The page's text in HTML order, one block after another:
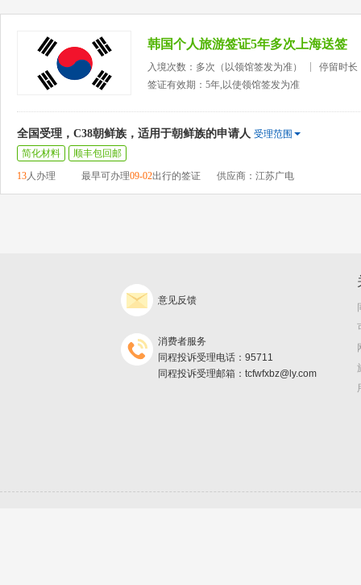
韩国个人旅游签证5年多次上海送签
入境次数：多次（以领馆签发为准）
停留时长
签证有效期：5年,以使领馆签发为准
全国受理，C38朝鲜族，适用于朝鲜族的申请人 受理范围
简化材料
顺丰包回邮
13人办理 最早可办理09-02出行的签证 供应商：江苏广电
意见反馈
消费者服务
同程投诉受理电话：95711
同程投诉受理邮箱：tcfwfxbz@ly.com